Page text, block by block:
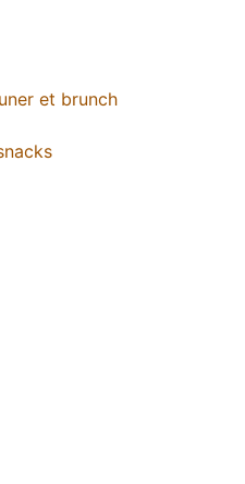
et brunch